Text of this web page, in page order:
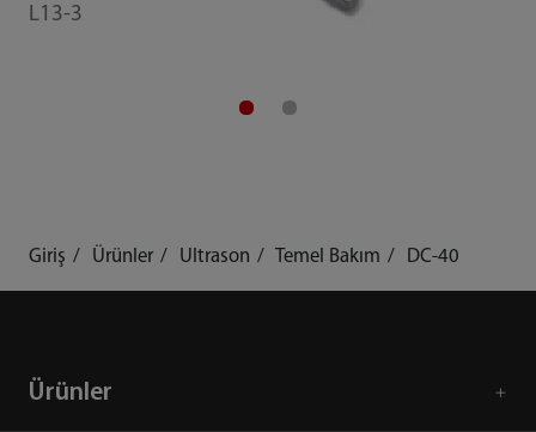
L13-3
Giriş Ürünler Ultrason Temel Bakım DC-40
Ürünler